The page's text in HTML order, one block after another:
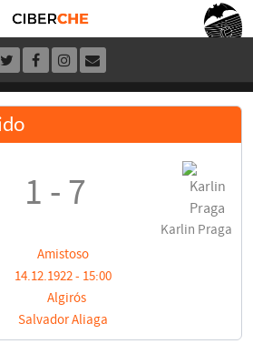
1 - 7
Karlin Praga
Amistoso
14.12.1922 - 15:00
Algirós
Salvador Aliaga